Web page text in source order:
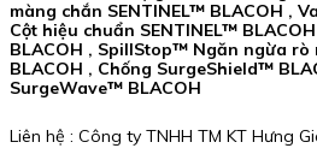
màng chắn SENTINEL™ BLACOH ,
Cột hiệu chuẩn SENTINEL™
BLACOH , SpillStop™ Ngăn ngừa
BLACOH , Chống SurgeShield™
SurgeWave™ BLACOH
Liên hệ : Công ty TNHH TM KT Hưng